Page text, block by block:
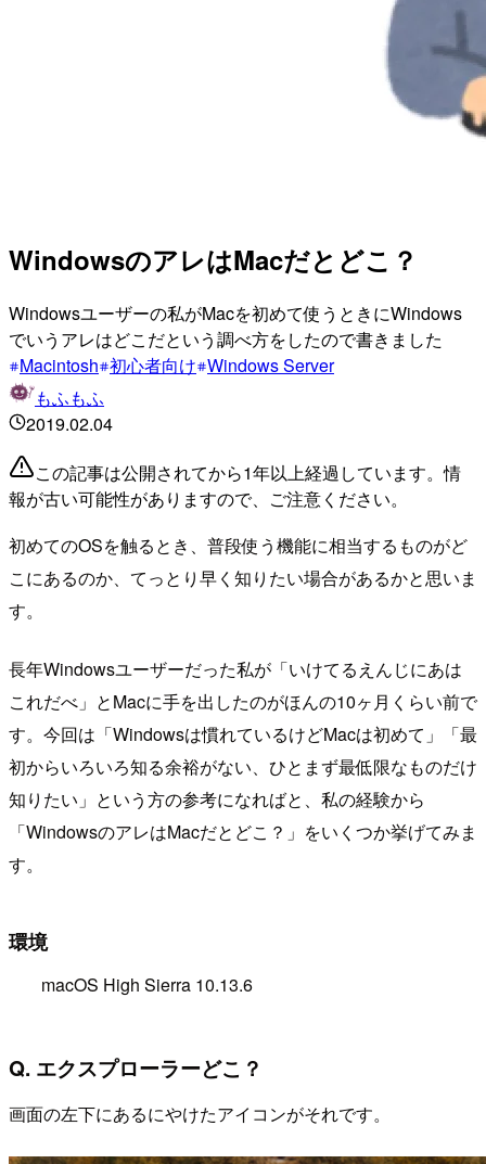
WindowsのアレはMacだとどこ？
Windowsユーザーの私がMacを初めて使うときにWindows
でいうアレはどこだという調べ方をしたので書きました
Macintosh 初心者向け Windows Server
もふもふ
2019.02.04
この記事は公開されてから1年以上経過しています。情
報が古い可能性がありますので、ご注意ください。
初めてのOSを触るとき、普段使う機能に相当するものがど
こにあるのか、てっとり早く知りたい場合があるかと思いま
す。
長年Windowsユーザーだった私が「いけてるえんじにあは
これだべ」とMacに手を出したのがほんの10ヶ月くらい前で
す。今回は「Windowsは慣れているけどMacは初めて」「最
初からいろいろ知る余裕がない、ひとまず最低限なものだけ
知りたい」という方の参考になればと、私の経験から
「WindowsのアレはMacだとどこ？」をいくつか挙げてみま
す。
環境
macOS High Sierra 10.13.6
Q. エクスプローラーどこ？
画面の左下にあるにやけたアイコンがそれです。